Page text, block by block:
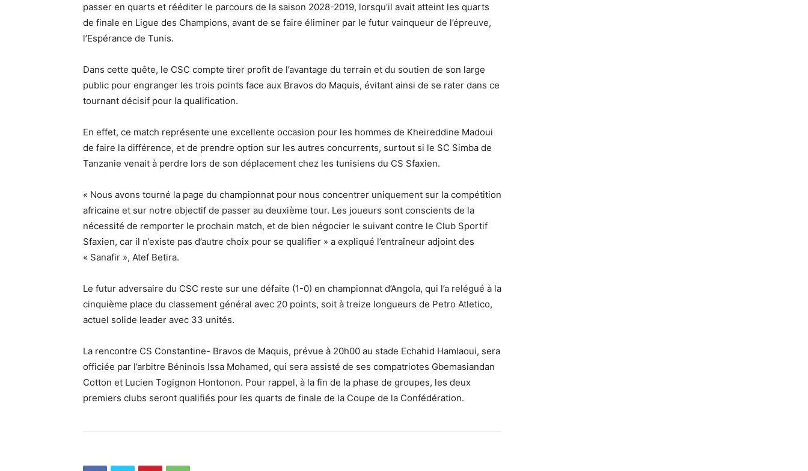
passer en quarts et rééditer le parcours de la saison 2028-2019, lorsqu’il avait atteint les quarts
de finale en Ligue des Champions, avant de se faire éliminer par le futur vainqueur de l’épreuve,
l’Espérance de Tunis.
Dans cette quête, le CSC compte tirer profit de l’avantage du terrain et du soutien de son large
public pour engranger les trois points face aux Bravos do Maquis, évitant ainsi de se rater dans ce
tournant décisif pour la qualification.
En effet, ce match représente une excellente occasion pour les hommes de Kheireddine Madoui
de faire la différence, et de prendre option sur les autres concurrents, surtout si le SC Simba de
Tanzanie venait à perdre lors de son déplacement chez les tunisiens du CS Sfaxien.
« Nous avons tourné la page du championnat pour nous concentrer uniquement sur la compétition
africaine et sur notre objectif de passer au deuxième tour. Les joueurs sont conscients de la
nécessité de remporter le prochain match, et de bien négocier le suivant contre le Club Sportif
Sfaxien, car il n’existe pas d’autre choix pour se qualifier » a expliqué l’entraîneur adjoint des
« Sanafir », Atef Betira.
Le futur adversaire du CSC reste sur une défaite (1-0) en championnat d’Angola, qui l’a relégué à la
cinquième place du classement général avec 20 points, soit à treize longueurs de Petro Atletico,
actuel solide leader avec 33 unités.
La rencontre CS Constantine- Bravos de Maquis, prévue à 20h00 au stade Echahid Hamlaoui, sera
officiée par l’arbitre Béninois Issa Mohamed, qui sera assisté de ses compatriotes Gbemasiandan
Cotton et Lucien Togignon Hontonon. Pour rappel, à la fin de la phase de groupes, les deux
premiers clubs seront qualifiés pour les quarts de finale de la Coupe de la Confédération.